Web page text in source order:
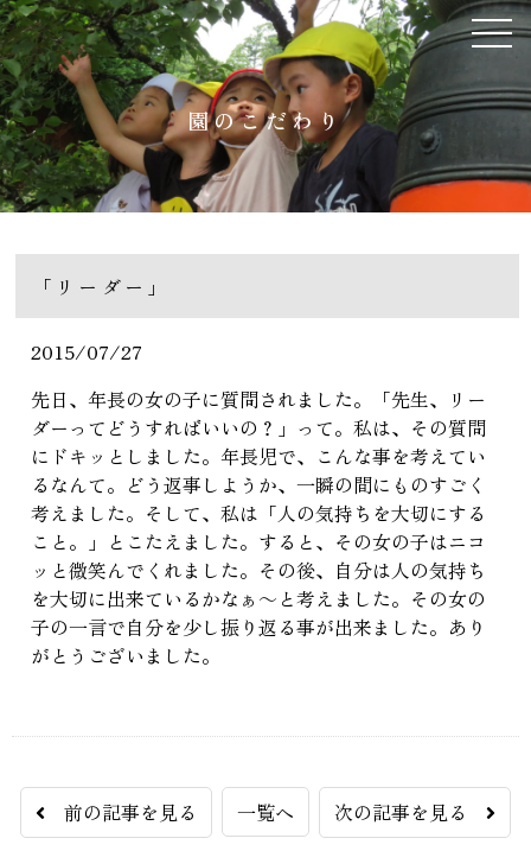
園のこだわり
「リーダー」
2015/07/27
先日、年長の女の子に質問されました。「先生、リー
ダーってどうすればいいの？」って。私は、その質問
にドキッとしました。年長児で、こんな事を考えてい
るなんて。どう返事しようか、一瞬の間にものすごく
考えました。そして、私は「人の気持ちを大切にする
こと。」とこたえました。すると、その女の子はニコ
ッと微笑んでくれました。その後、自分は人の気持ち
を大切に出来ているかなぁ～と考えました。その女の
子の一言で自分を少し振り返る事が出来ました。あり
がとうございました。
前の記事を見る 一覧へ 次の記事を見る